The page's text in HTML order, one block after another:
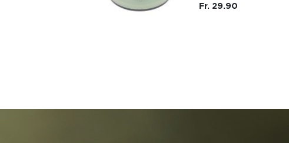
Fr. 29.90